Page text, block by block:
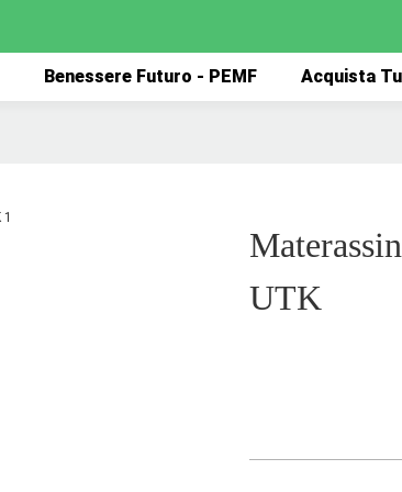
Benessere Futuro - PEMF Acquista
UTK